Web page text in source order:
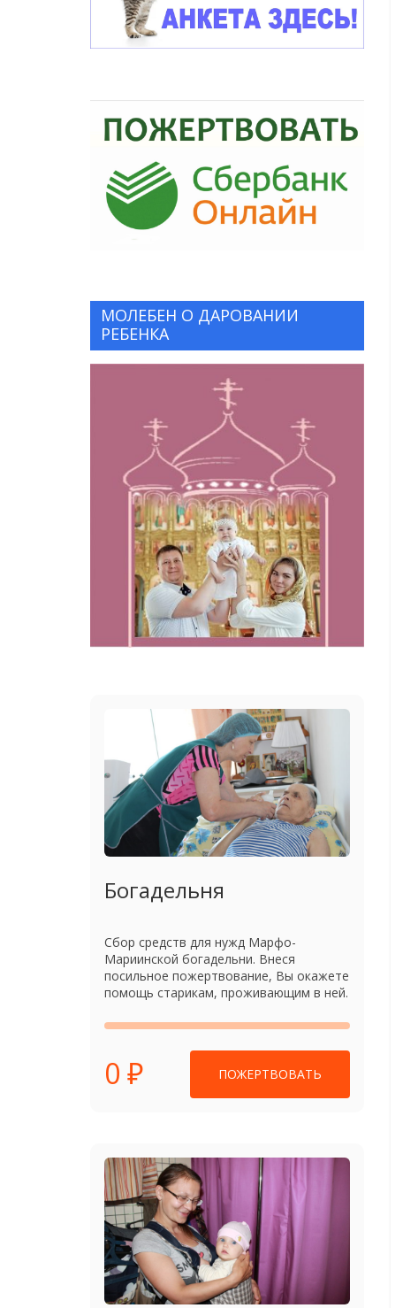
МОЛЕБЕН О ДАРОВАНИИ
РЕБЕНКА
Богадельня
Сбор средств для нужд Марфо-
Мариинской богадельни. Внеся
посильное пожертвование, Вы окажете
помощь старикам, проживающим в ней.
0 ₽ ПОЖЕРТВОВАТЬ